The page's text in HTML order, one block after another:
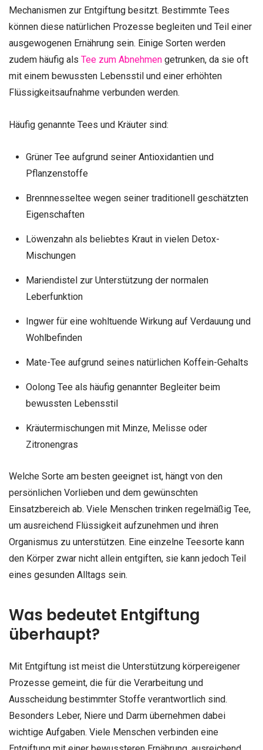
Mechanismen zur Entgiftung besitzt. Bestimmte Tees
können diese natürlichen Prozesse begleiten und Teil einer
ausgewogenen Ernährung sein. Einige Sorten werden
zudem häufig als Tee zum Abnehmen getrunken, da sie oft
mit einem bewussten Lebensstil und einer erhöhten
Flüssigkeitsaufnahme verbunden werden.
Häufig genannte Tees und Kräuter sind:
Grüner Tee aufgrund seiner Antioxidantien und
Pflanzenstoffe
Brennnesseltee wegen seiner traditionell geschätzten
Eigenschaften
Löwenzahn als beliebtes Kraut in vielen Detox-
Mischungen
Mariendistel zur Unterstützung der normalen
Leberfunktion
Ingwer für eine wohltuende Wirkung auf Verdauung und
Wohlbefinden
Mate-Tee aufgrund seines natürlichen Koffein-Gehalts
Oolong Tee als häufig genannter Begleiter beim
bewussten Lebensstil
Kräutermischungen mit Minze, Melisse oder
Zitronengras
Welche Sorte am besten geeignet ist, hängt von den
persönlichen Vorlieben und dem gewünschten
Einsatzbereich ab. Viele Menschen trinken regelmäßig Tee,
um ausreichend Flüssigkeit aufzunehmen und ihren
Organismus zu unterstützen. Eine einzelne Teesorte kann
den Körper zwar nicht allein entgiften, sie kann jedoch Teil
eines gesunden Alltags sein.
Was bedeutet Entgiftung
überhaupt?
Mit Entgiftung ist meist die Unterstützung körpereigener
Prozesse gemeint, die für die Verarbeitung und
Ausscheidung bestimmter Stoffe verantwortlich sind.
Besonders Leber, Niere und Darm übernehmen dabei
wichtige Aufgaben. Viele Menschen verbinden eine